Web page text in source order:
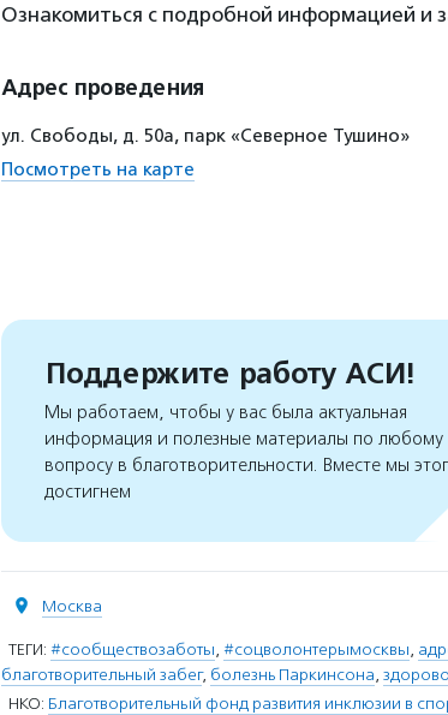
Ознакомиться с подробной информацией и
Адрес проведения
ул. Свободы, д. 50а, парк «Северное Тушино»
Посмотреть на карте
Поддержите работу АСИ!
Мы работаем, чтобы у вас была актуальная
информация и полезные материалы по любому
вопросу в благотворительности. Вместе мы
достигнем
Москва
ТЕГИ: #сообществозаботы, #соцволонтерымосквы,
благотворительный забег, болезнь Паркинсона,
НКО: Благотворительный фонд развития инклюзии в